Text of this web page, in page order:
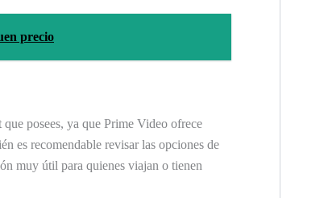
precio
posees, ya que Prime Video ofrece
es recomendable revisar las opciones de
muy útil para quienes viajan o tienen